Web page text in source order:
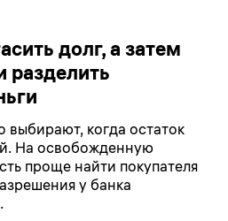
долг, а затем
разделить
выбирают, когда остаток
На освобожденную
проще найти покупателя
у банка